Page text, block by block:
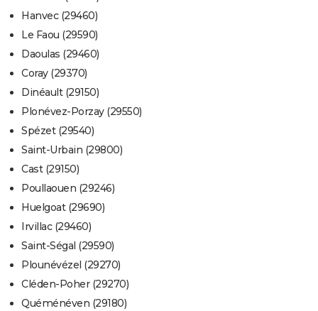
Hanvec (29460)
Le Faou (29590)
Daoulas (29460)
Coray (29370)
Dinéault (29150)
Plonévez-Porzay (29550)
Spézet (29540)
Saint-Urbain (29800)
Cast (29150)
Poullaouen (29246)
Huelgoat (29690)
Irvillac (29460)
Saint-Ségal (29590)
Plounévézel (29270)
Cléden-Poher (29270)
Quéménéven (29180)